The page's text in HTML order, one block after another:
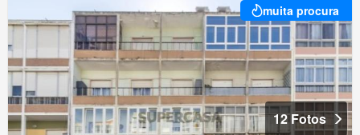
muita procura
12 Fotos